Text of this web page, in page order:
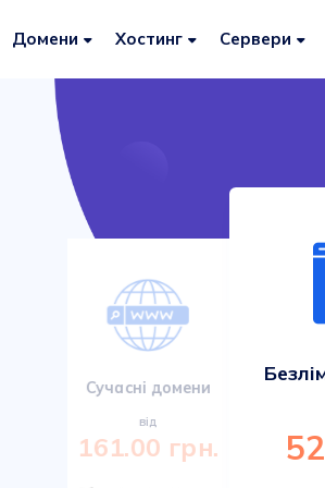
Домени Хостинг Сервери
Сучасні домени
від
161.00 грн.